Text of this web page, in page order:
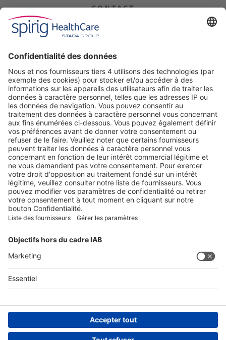
CONTACT
Spirig HealthCare AG
Industriestrasse 30
Tel. +41 62 388 85 00
Fax +41 62 388 85 85
info@spirig-healthcare.ch
Pharmacovigilance:
Pour l’annonce d’effets indésirables d'un médicament de Spirig
HealthCare SA
Tel. +41 62 388 85 88
pharmacovigilance@spirig-healthcare.ch
SUIVEZ-NOUS SUR
Conditions générales
Avis de protection